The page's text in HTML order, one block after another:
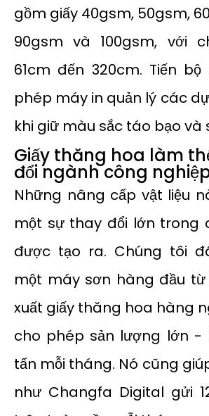
gồm giấy 40gsm, 50gsm,
90gsm và 100gsm, với
61cm đến 320cm. Tiến
phép máy in quản lý các
khi giữ màu sắc táo bạo và
Giấy thăng hoa làm
đổi ngành công
Những nâng cấp vật liệu
một sự thay đổi lớn trong
được tạo ra. Chúng tôi
một máy sơn hàng đầu
xuất giấy thăng hoa hàng
cho phép sản lượng lớn -
tấn mỗi tháng. Nó cũng
như Changfa Digital gửi